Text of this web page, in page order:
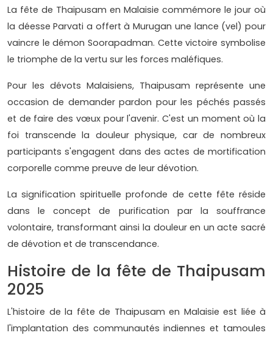
La fête de Thaipusam en Malaisie commémore le jour où
la déesse Parvati a offert à Murugan une lance (vel) pour
vaincre le démon Soorapadman. Cette victoire symbolise
le triomphe de la vertu sur les forces maléfiques.
Pour les dévots Malaisiens, Thaipusam représente une
occasion de demander pardon pour les péchés passés
et de faire des vœux pour l'avenir. C'est un moment où la
foi transcende la douleur physique, car de nombreux
participants s'engagent dans des actes de mortification
corporelle comme preuve de leur dévotion.
La signification spirituelle profonde de cette fête réside
dans le concept de purification par la souffrance
volontaire, transformant ainsi la douleur en un acte sacré
de dévotion et de transcendance.
Histoire de la fête de Thaipusam
2025
L'histoire de la fête de Thaipusam en Malaisie est liée à
l'implantation des communautés indiennes et tamoules